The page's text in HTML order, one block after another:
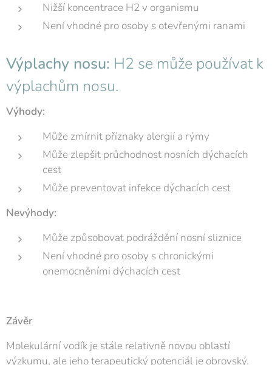
Nižší koncentrace H2 v organismu
Není vhodné pro osoby s otevřenými ranami
Výplachy nosu: H2 se může používat k
výplachům nosu.
Výhody:
Může zmírnit příznaky alergií a rýmy
Může zlepšit průchodnost nosních dýchacích
cest
Může preventovat infekce dýchacích cest
Nevýhody:
Může způsobovat podráždění nosní sliznice
Není vhodné pro osoby s chronickými
onemocněními dýchacích cest
Závěr
Molekulární vodík je stále relativně novou oblastí
výzkumu, ale jeho terapeutický potenciál je obrovský.